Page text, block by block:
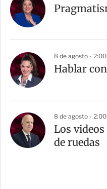
8 de agosto -
Hablar
8 de agosto -
Los
de ruedas